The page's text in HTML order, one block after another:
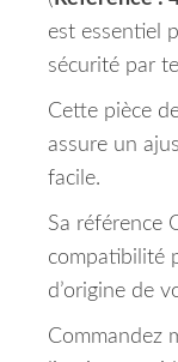
est essentiel
sécurité par
Cette pièce
assure un
facile.
Sa référence
compatibilité
d’origine de
Commandez